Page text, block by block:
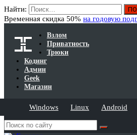
Найти:
Временная скидка 50% на годовую
Взлом
Приватность
Трюки
Кодинг
Админ
Geek
Магазин
Windows Linux Android